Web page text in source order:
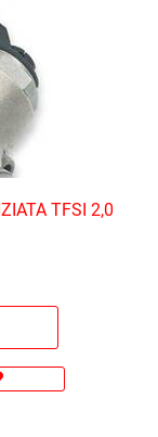
TFSI 2,0